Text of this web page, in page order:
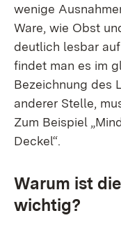
wenige
Ware, wie Obst
deutlich lesbar
findet man es im
Bezeichnung des
anderer Stelle,
Zum Beispiel
Deckel“.
Warum ist
wichtig?